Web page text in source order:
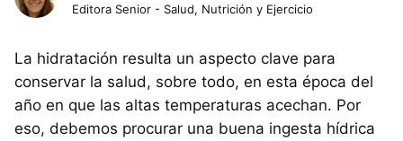
Editora Senior - Salud, Nutrición y Ejercicio
La hidratación resulta un aspecto clave para
conservar la salud, sobre todo, en esta época del
año en que las altas temperaturas acechan. Por
eso, debemos procurar una buena ingesta hídrica